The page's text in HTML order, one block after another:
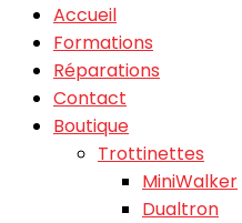
Accueil
Formations
Réparations
Contact
Boutique
Trottinettes
MiniWalker
Dualtron